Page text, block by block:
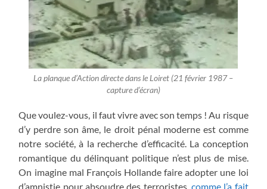
La planque d’Action directe dans le Loiret (21 février 1987 –
capture d’écran)
Que voulez-vous, il faut vivre avec son temps ! Au risque
d’y perdre son âme, le droit pénal moderne est comme
notre société, à la recherche d’efficacité. La conception
romantique du délinquant politique n’est plus de mise.
On imagine mal François Hollande faire adopter une loi
d’amnistie pour absoudre des terroristes, comme l’a fait